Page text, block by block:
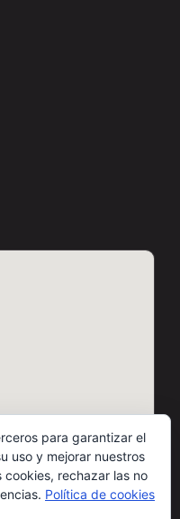
para garantizar el
uso y mejorar nuestros
rechazar las no
Política de cookies